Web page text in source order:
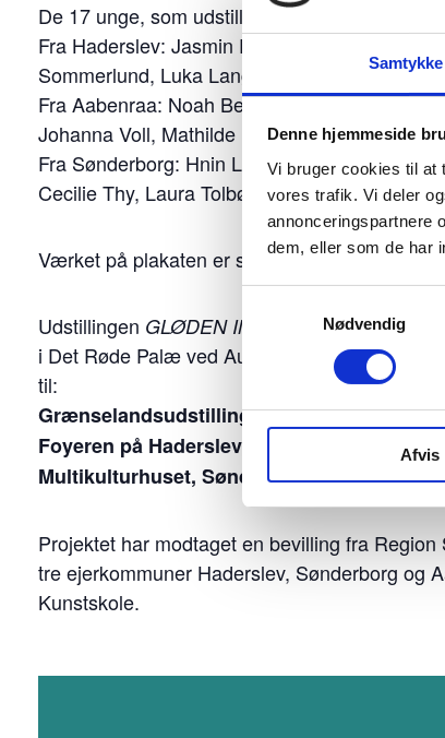
Samtykke
Denne hjemmeside
Vi bruger cookies til at
vores trafik. Vi deler
annonceringspartnere
dem, eller som de har
Nødvendig
Afvis
De 17 unge, som udstiller deres værker, er
Fra Haderslev: Jasmin Elisabeth
Sommerlund, Luka Langballe Andersson,
Fra Aabenraa: Noah Bekker-Iversen
Johanna Voll, Mathilde Dall-Christensen.
Fra Sønderborg: Hnin Lae Yee, Mette-Marie
Cecilie Thy, Laura Tolbøll Andersen.
Værket på plakaten er skabt af Hnin Lae Yee.
Udstillingen GLØDEN INDEFRA
er åben fra
i Det Røde Palæ ved Augustiana Kunstpark &
til:
Grænselandsudstillingen i
Foyeren på Haderslev Kultur- og
Multikulturhuset, Sønderborg:2. – 23.
Projektet har modtaget en bevilling fra
tre ejerkommuner Haderslev, Sønderborg og
Kunstskole.